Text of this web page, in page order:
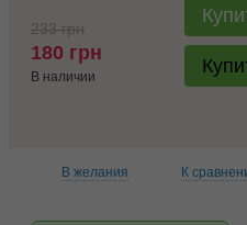
233 грн
180 грн
В наличии
В желания К